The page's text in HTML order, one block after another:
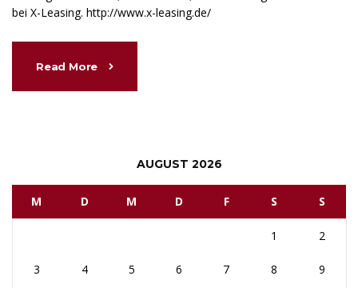
bei X-Leasing. http://www.x-leasing.de/
Read More
AUGUST 2026
M D M D F S S
1 2
3 4 5 6 7 8 9